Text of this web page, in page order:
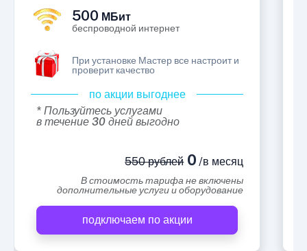
500 МБит
беспроводной интернет
При установке Мастер все настроит и
проверит качество
по акции выгоднее
* Пользуйтесь услугами
в течение 30 дней выгодно
550 рублей0 /в месяц
В стоимость тарифа не включены
дополнительные услуги и оборудование
подключаем по акции